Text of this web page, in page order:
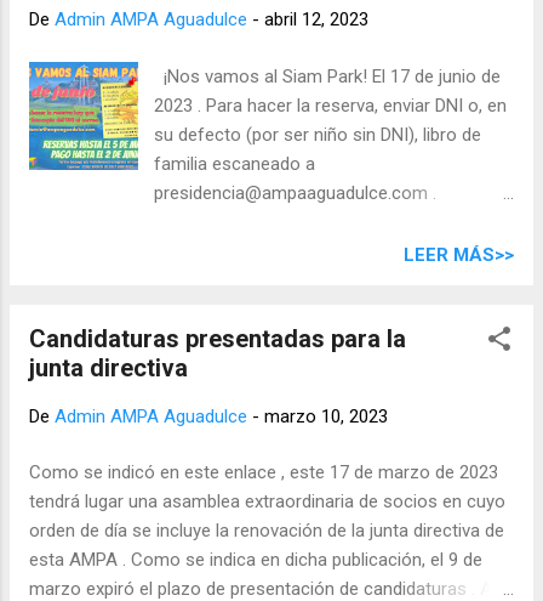
De Admin AMPA Aguadulce - abril 12, 2023
¡Nos vamos al Siam Park! El 17 de junio de
2023 . Para hacer la reserva, enviar DNI o, en
su defecto (por ser niño sin DNI), libro de
familia escaneado a
presidencia@ampaaguadulce.com .
2 de junio. Pago por transferencia bancaria o
billete del barco, entrada al parque y guagua):
Residentes socios: menos de 3 años: 2 € 3 a
años: 35 € Residentes no socios: menos de
35 € más de 26 años: 40 €
LEER MÁS>>
Candidaturas presentadas para la
junta directiva
De Admin AMPA Aguadulce - marzo 10, 2023
Como se indicó en este enlace , este 17 de marzo de 2023
tendrá lugar una asamblea extraordinaria de socios en cuyo
orden de día se incluye la renovación de la junta directiva de
esta AMPA . Como se indica en dicha publicación, el 9 de
marzo expiró el plazo de presentación de candidaturas . A